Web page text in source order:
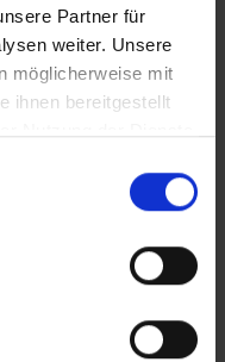
Partner für
weiter. Unsere
möglicherweise mit
ihnen bereitgestellt